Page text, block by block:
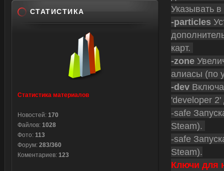
Указывать
-particles
карт.
-zone
алиасы (по
-dev
'developer
-safe
Steam).
-safe
Steam).
Ключи для
СТАТИСТИКА
Статистика материалов
Новостей: 170
Файлов: 1028
Фото: 113
Форум: 283/360
Коментариев: 123